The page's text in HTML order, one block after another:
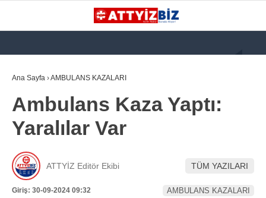
KATEGORİLER
GÜNDEM
KPSS
ATT
Ana Sayfa ›AMBULANS KAZALARI
Ambulans Kaza Yaptı:
Yaralılar Var
ATTYİZ Editör Ekibi TÜM YAZILARI
Giriş: 30-09-2024 09:32 AMBULANS KAZALARI